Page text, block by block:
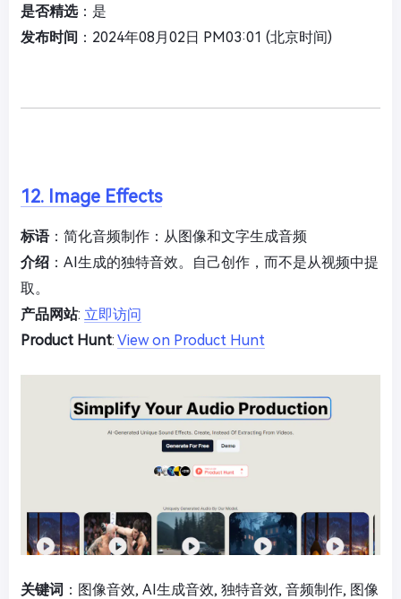
是否精选：是
发布时间 ：2024年08月02日 PM03:01 (北京时间)
12. Image Effects
标语：简化音频制作：从图像和文字生成音频
介绍 ：AI生成的独特音效。自己创作，而不是从视频中提
取。
产品网站: 立即访问
Product Hunt: View on Product Hunt
关键词 ：图像音效, AI生成音效, 独特音效, 音频制作, 图像